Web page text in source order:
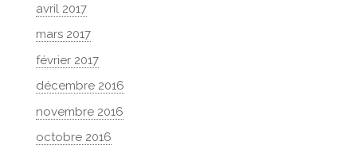
avril 2017
mars 2017
février 2017
décembre 2016
novembre 2016
octobre 2016